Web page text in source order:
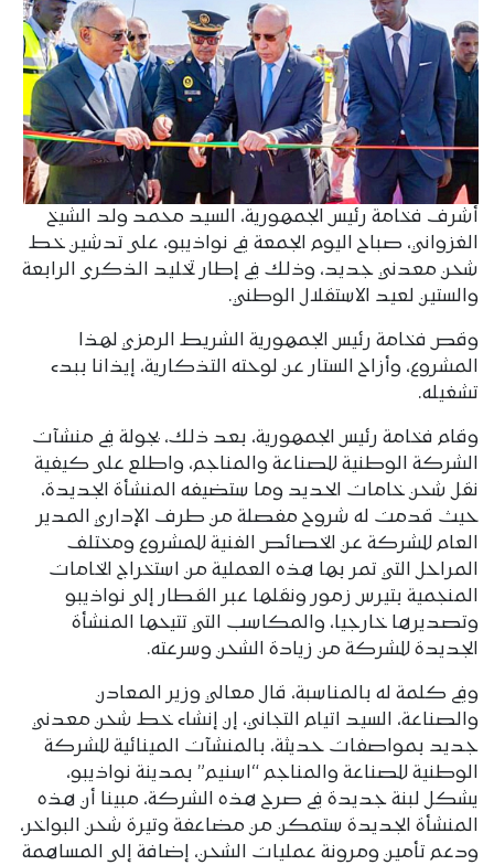
أشرف فخامة رئيس الجمهورية، السيد محمد ولد الشيخ
الغزواني، صباح اليوم الجمعة في نواذيبو، على تدشين خط
شحن معدني جديد، وذلك في إطار تخليد الذكرى الرابعة
والستين لعيد الاستقلال الوطني.
وقص فخامة رئيس الجمهورية الشريط الرمزي لهذا
المشروع، وأزاح الستار عن لوحته التذكارية، إيذانا ببدء
تشغيله.
وقام فخامة رئيس الجمهورية، بعد ذلك، بجولة في منشآت
الشركة الوطنية للصناعة والمناجم، واطلع على كيفية
نقل شحن خامات الحديد وما ستضيفه المنشأة الجديدة،
حيث قدمت له شروح مفصلة من طرف الإداري المدير
العام للشركة عن الخصائص الفنية للمشروع ومختلف
المراحل التي تمر بها هذه العملية من استخراج الخامات
المنجمية بتيرس زمور ونقلها عبر القطار إلى نواذيبو
وتصديرها خارجيا، والمكاسب التي تتيحها المنشأة
الجديدة للشركة من زيادة الشحن وسرعته.
وفي كلمة له بالمناسبة، قال معالي وزير المعادن
والصناعة، السيد اتيام التجاني، إن إنشاء خط شحن معدني
جديد بمواصفات حديثة، بالمنشآت المينائية للشركة
الوطنية للصناعة والمناجم “اسنيم” بمدينة نواذيبو،
يشكل لبنة جديدة في صرح هذه الشركة، مبينا أن هذه
المنشأة الجديدة ستمكن من مضاعفة وتيرة شحن البواخر،
ودعم تأمين ومرونة عمليات الشحن، إضافة إلى المساهمة